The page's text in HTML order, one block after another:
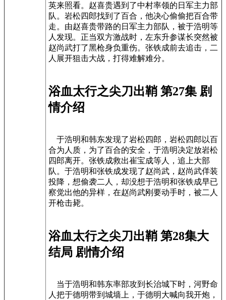
英来照看。赵喜贵遇到了中村率领的日军主力部
队。岩松四郎找到了百合，他决心偷偷把百合带
走。由赵喜贵带路的日军主力部队，被于浩明等
人发现。正当双方激战时，左东升参谋长突然被
赵尚武打了黑枪身负重伤。张铁成前去追击，二
人展开狙击大战，打得难解难分。
浴血太行之尖刀出鞘 第27集 剧
情介绍
于浩明和韩东发现了岩松四郎，岩松四郎以百
合为人质，为了百合的安全，于浩明决定放岩松
四郎离开。张铁成救出崔宝成等人，追上大部
队。于浩明和张铁成发现了赵尚武，赵尚武佯装
投降，想偷袭二人，却没想于浩明和张铁成早已
察觉出他的异样，在赵尚武刚要动手时，被二人
开枪击毙。
浴血太行之尖刀出鞘 第28集大
结局 剧情介绍
当于浩明和韩东率部攻到长治城下时，河野命
人把于德明带到城墙上，于德明大喊向我开炮，